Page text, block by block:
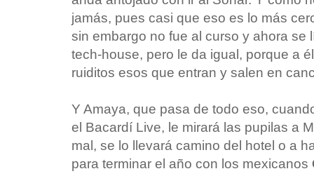
jamás, pues casi que eso es lo más
sin embargo no fue al curso y ahora se
tech-house, pero le da igual, porque a
ruiditos esos que entran y salen en
Y Amaya, que pasa de todo eso,
el Bacardí Live, le mirará las pupilas a
mal, se lo llevará camino del hotel o a
para terminar el año con los mexicanos